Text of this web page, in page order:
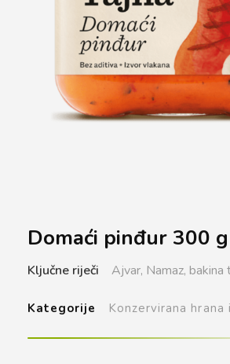
Domaći pinđur 300 g
Ključne riječi Ajvar, Namaz, bakina
Kategorije Konzervirana hrana